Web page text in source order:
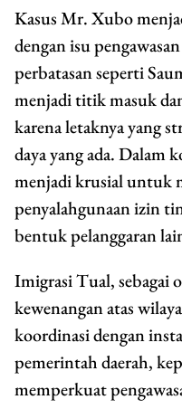
Kasus Mr. Xubo
dengan isu
perbatasan seperti
menjadi titik masuk
karena letaknya yang
daya yang ada. Dalam
menjadi krusial untuk
penyalahgunaan izin
bentuk pelanggaran
Imigrasi Tual, sebagai
kewenangan atas
koordinasi dengan
pemerintah daerah,
memperkuat